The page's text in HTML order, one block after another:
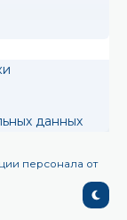
данных
персонала от